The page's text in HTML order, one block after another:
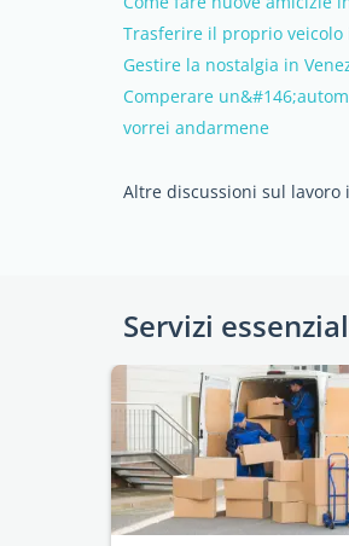
Trasferire il proprio veicolo
Gestire la nostalgia in
Comperare
vorrei andarmene
Altre discussioni sul lavoro
Servizi